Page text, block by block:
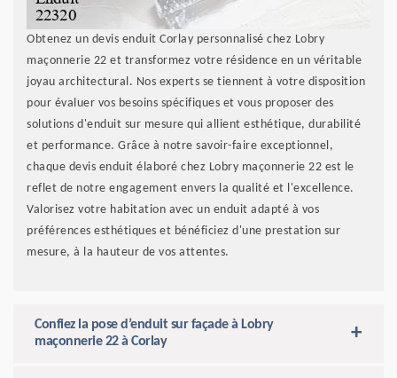
Obtenez un devis enduit Corlay personnalisé chez Lobry
maçonnerie 22 et transformez votre résidence en un véritable
joyau architectural. Nos experts se tiennent à votre disposition
pour évaluer vos besoins spécifiques et vous proposer des
solutions d'enduit sur mesure qui allient esthétique, durabilité
et performance. Grâce à notre savoir-faire exceptionnel,
chaque devis enduit élaboré chez Lobry maçonnerie 22 est le
reflet de notre engagement envers la qualité et l'excellence.
Valorisez votre habitation avec un enduit adapté à vos
préférences esthétiques et bénéficiez d'une prestation sur
mesure, à la hauteur de vos attentes.
Confiez la pose d’enduit sur façade à Lobry
maçonnerie 22 à Corlay